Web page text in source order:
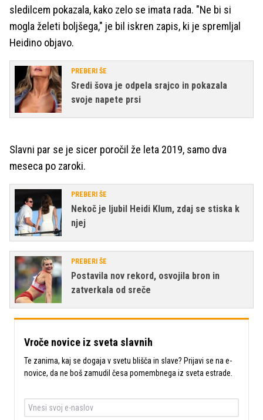
sledilcem pokazala, kako zelo se imata rada. "Ne bi si
mogla želeti boljšega," je bil iskren zapis, ki je spremljal
Heidino objavo.
PREBERI ŠE
Sredi šova je odpela srajco in pokazala
svoje napete prsi
Slavni par se je sicer poročil že leta 2019, samo dva
meseca po zaroki.
PREBERI ŠE
Nekoč je ljubil Heidi Klum, zdaj se stiska k
njej
PREBERI ŠE
Postavila nov rekord, osvojila bron in
zatverkala od sreče
Vroče novice iz sveta slavnih
Te zanima, kaj se dogaja v svetu blišča in slave? Prijavi se na e-
novice, da ne boš zamudil česa pomembnega iz sveta estrade.